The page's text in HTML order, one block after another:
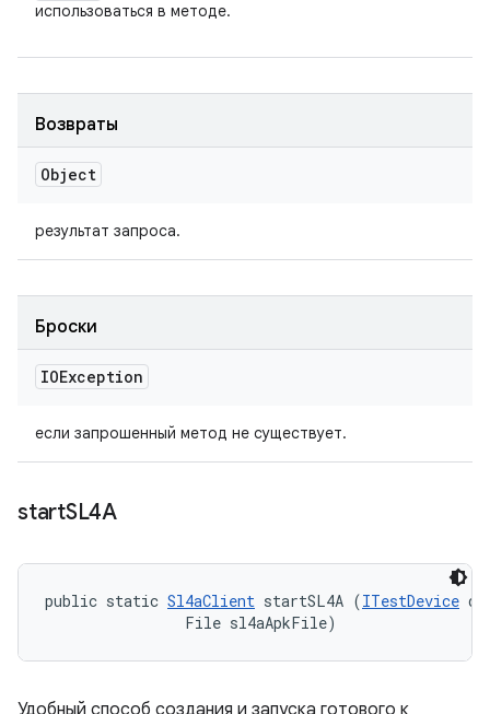
использоваться в методе.
Возвраты
Object
результат запроса.
Броски
IOException
если запрошенный метод не существует.
startSL4A
public static Sl4aClient startSL4A (ITestDevice
                File sl4aApkFile)
Удобный способ создания и запуска готового к